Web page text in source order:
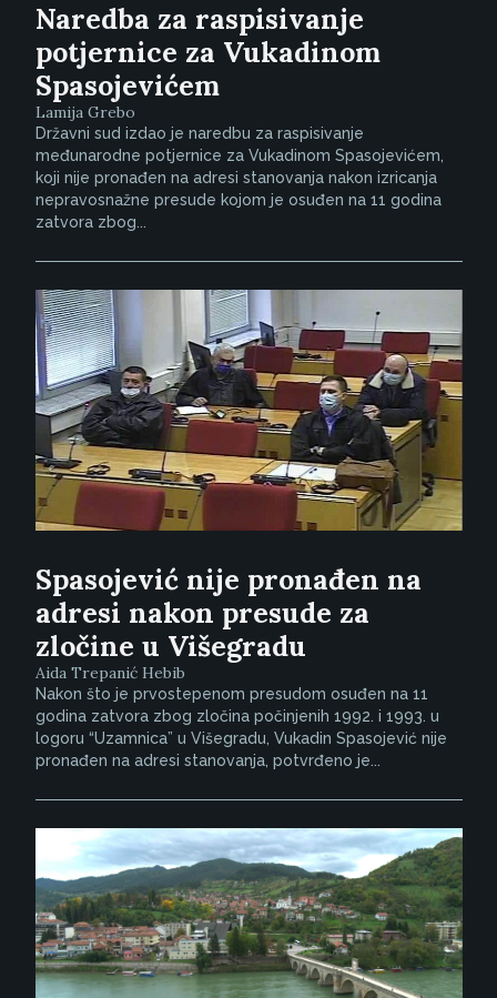
Naredba za raspisivanje
potjernice za Vukadinom
Spasojevićem
Lamija Grebo
Državni sud izdao je naredbu za raspisivanje
međunarodne potjernice za Vukadinom Spasojevićem,
koji nije pronađen na adresi stanovanja nakon izricanja
nepravosnažne presude kojom je osuđen na 11 godina
zatvora zbog...
Spasojević nije pronađen na
adresi nakon presude za
zločine u Višegradu
Aida Trepanić Hebib
Nakon što je prvostepenom presudom osuđen na 11
godina zatvora zbog zločina počinjenih 1992. i 1993. u
logoru “Uzamnica” u Višegradu, Vukadin Spasojević nije
pronađen na adresi stanovanja, potvrđeno je...